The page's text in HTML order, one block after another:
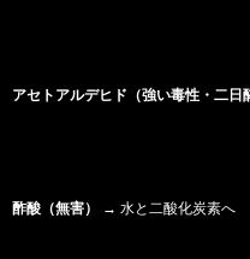
アセトアルデヒド（強い毒性・二日
酢酸（無害） → 水と二酸化炭素へ